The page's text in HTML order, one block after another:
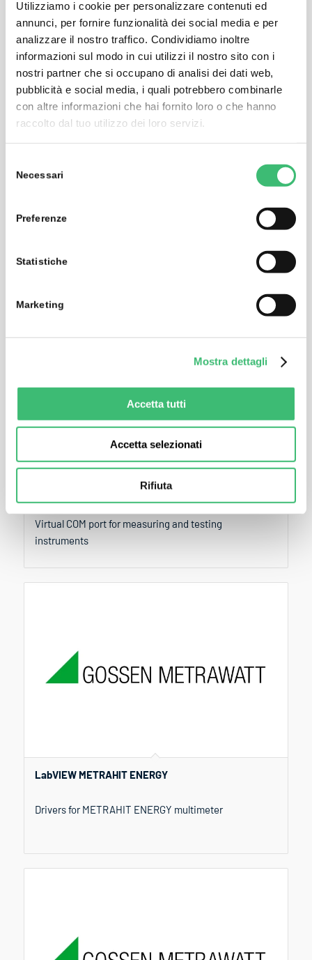
Utilizziamo i cookie per personalizzare contenuti ed
annunci, per fornire funzionalità dei social media e per
analizzare il nostro traffico. Condividiamo inoltre
informazioni sul modo in cui utilizzi il nostro sito con i
nostri partner che si occupano di analisi dei dati web,
pubblicità e social media, i quali potrebbero combinarle
con altre informazioni che hai fornito loro o che hanno
raccolto dal tuo utilizzo dei loro servizi.
delNecessari
Preferenze
Statistiche
Marketing
Mostra dettagli
Accetta tutti
Accetta selezionati
Rifiuta
METRAwin 90-FJ
benchtop calibrators
Virtual COM port for measuring and testing
instruments
LabVIEW METRAHIT ENERGY
Drivers for METRAHIT ENERGY multimeter